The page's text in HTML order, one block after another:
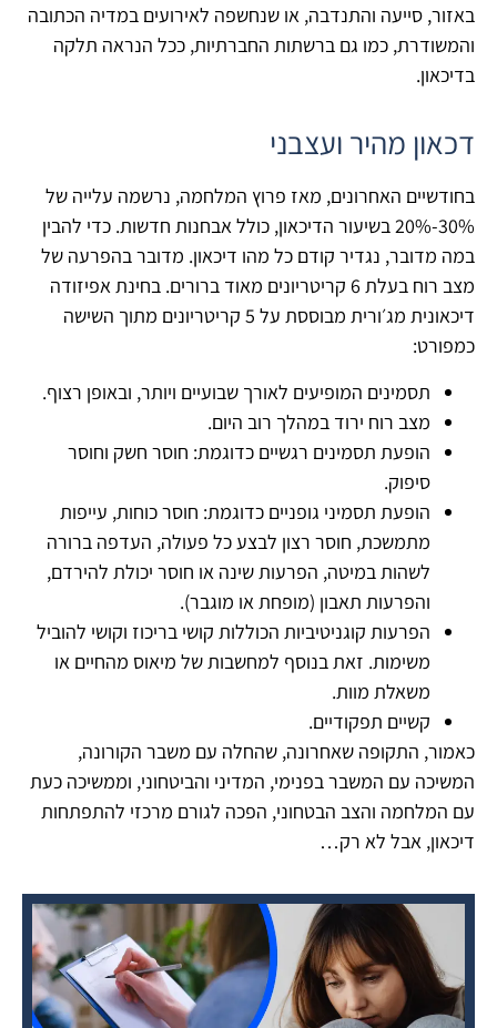
באזור, סייעה והתנדבה, או שנחשפה לאירועים במדיה הכתובה
והמשודרת, כמו גם ברשתות החברתיות, ככל הנראה תלקה
בדיכאון.
דכאון מהיר ועצבני
בחודשיים האחרונים, מאז פרוץ המלחמה, נרשמה עלייה של
30%-20% בשיעור הדיכאון, כולל אבחנות חדשות. כדי להבין
במה מדובר, נגדיר קודם כל מהו דיכאון. מדובר בהפרעה של
מצב רוח בעלת 6 קריטריונים מאוד ברורים. בחינת אפיזודה
דיכאונית מג׳ורית מבוססת על 5 קריטריונים מתוך השישה
כמפורט:
תסמינים המופיעים לאורך שבועיים ויותר, ובאופן רצוף.
מצב רוח ירוד במהלך רוב היום.
הופעת תסמינים רגשיים כדוגמת: חוסר חשק וחוסר
סיפוק.
הופעת תסמיני גופניים כדוגמת: חוסר כוחות, עייפות
מתמשכת, חוסר רצון לבצע כל פעולה, העדפה ברורה
לשהות במיטה, הפרעות שינה או חוסר יכולת להירדם,
והפרעות תאבון (מופחת או מוגבר).
הפרעות קוגניטיביות הכוללות קושי בריכוז וקושי להוביל
משימות. זאת בנוסף למחשבות של מיאוס מהחיים או
משאלת מוות.
קשיים תפקודיים.
כאמור, התקופה שאחרונה, שהחלה עם משבר הקורונה,
המשיכה עם המשבר בפנימי, המדיני והביטחוני, וממשיכה כעת
עם המלחמה והצב הבטחוני, הפכה לגורם מרכזי להתפתחות
דיכאון, אבל לא רק…